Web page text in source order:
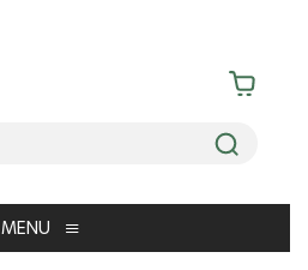
MENU ≡